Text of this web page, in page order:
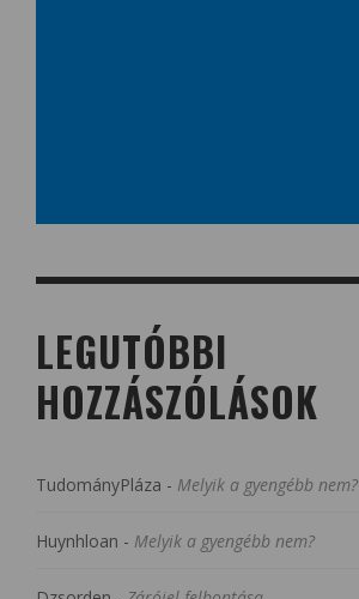
LEGUTÓBBI
HOZZÁSZÓLÁSOK
TudományPláza - Melyik a gyengébb nem?
Huynhloan - Melyik a gyengébb nem?